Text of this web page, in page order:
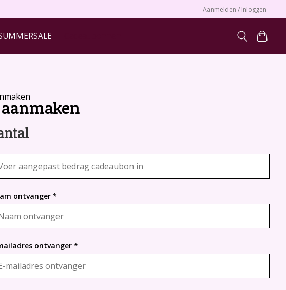
Aanmelden / Inloggen
ontvanger *
ontvanger *